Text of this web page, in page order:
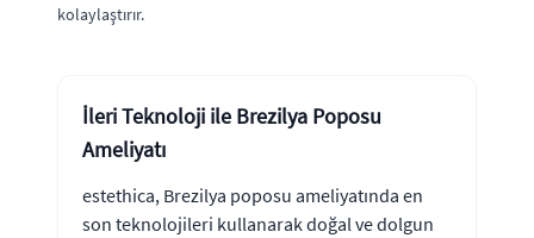
kolaylaştırır.
İleri Teknoloji ile Brezilya Poposu
Ameliyatı
estethica, Brezilya poposu ameliyatında en
son teknolojileri kullanarak doğal ve dolgun